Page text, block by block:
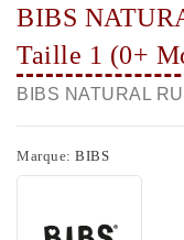
BIBS
Taille 1 (0+
BIBS NATURAL
Marque: BIBS